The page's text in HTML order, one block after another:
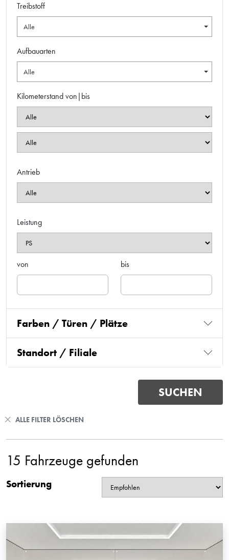
Treibstoff
Alle
Aufbauarten
Alle
Kilometerstand von|bis
Antrieb
Leistung
von bis
Farben / Türen / Plätze
Standort / Filiale
ALLE FILTER LÖSCHEN
15 Fahrzeuge gefunden
Sortierung